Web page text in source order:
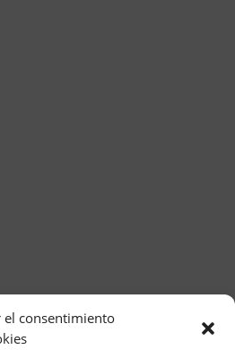
el consentimiento